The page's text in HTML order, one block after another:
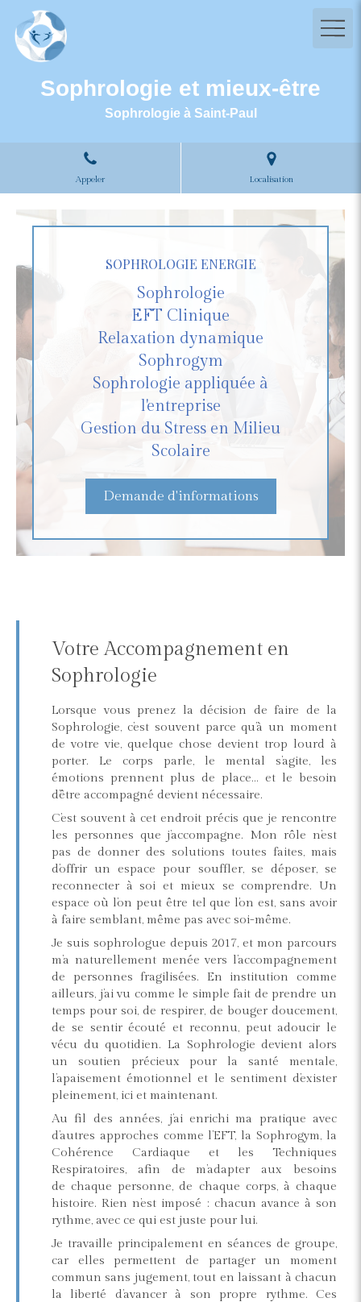
Sophrologie et mieux-être
Sophrologie à Saint-Paul
Appeler Localisation
SOPHROLOGIE ENERGIE
Sophrologie
EFT Clinique
Relaxation dynamique
Sophrogym
Sophrologie appliquée à
l'entreprise
Gestion du Stress en Milieu
Scolaire
Demande d'informations
Votre Accompagnement en
Sophrologie
Lorsque vous prenez la décision de faire de la
Sophrologie, c’est souvent parce qu’à un moment
de votre vie, quelque chose devient trop lourd à
porter. Le corps parle, le mental s’agite, les
émotions prennent plus de place… et le besoin
d’être accompagné devient nécessaire.
C’est souvent à cet endroit précis que je rencontre
les personnes que j’accompagne. Mon rôle n’est
pas de donner des solutions toutes faites, mais
d’offrir un espace pour souffler, se déposer, se
reconnecter à soi et mieux se comprendre. Un
espace où l’on peut être tel que l’on est, sans avoir
à faire semblant, même pas avec soi-même.
Je suis sophrologue depuis 2017, et mon parcours
m’a naturellement menée vers l’accompagnement
de personnes fragilisées. En institution comme
ailleurs, j’ai vu comme le simple fait de prendre un
temps pour soi, de respirer, de bouger doucement,
de se sentir écouté et reconnu, peut adoucir le
vécu du quotidien. La Sophrologie devient alors
un soutien précieux pour la santé mentale,
l’apaisement émotionnel et le sentiment d’exister
pleinement, ici et maintenant.
Au fil des années, j’ai enrichi ma pratique avec
d’autres approches comme l’EFT, la Sophrogym, la
Cohérence Cardiaque et les Techniques
Respiratoires, afin de m’adapter aux besoins
de chaque personne, de chaque corps, à chaque
histoire. Rien n’est imposé : chacun avance à son
rythme, avec ce qui est juste pour lui.
Je travaille principalement en séances de groupe,
car elles permettent de partager un moment
commun sans jugement, tout en laissant à chacun
la liberté d’avancer à son propre rythme. Ces